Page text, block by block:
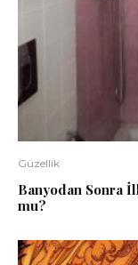
Güzellik
Banyodan Sonra
mu?